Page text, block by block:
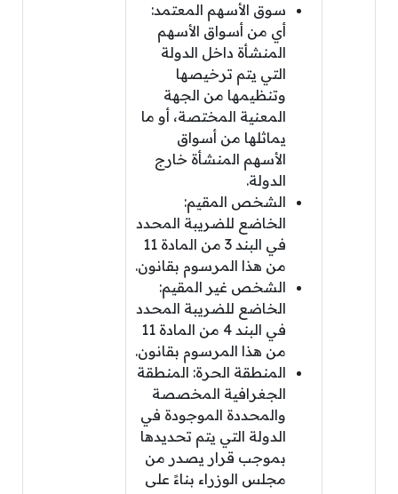
سوق الأسهم المعتمد:
أي من أسواق الأسهم
المنشأة داخل الدولة
التي يتم ترخيصها
وتنظيمها من الجهة
المعنية المختصة، أو ما
يماثلها من أسواق
الأسهم المنشأة خارج
الدولة.
الشخص المقيم:
الخاضع للضريبة المحدد
في البند 3 من المادة 11
من هذا المرسوم بقانون.
الشخص غير المقيم:
الخاضع للضريبة المحدد
في البند 4 من المادة 11
من هذا المرسوم بقانون.
المنطقة الحرة: المنطقة
الجغرافية المخصصة
والمحددة الموجودة في
الدولة التي يتم تحديدها
بموجب قرار يصدر من
مجلس الوزراء بناءً على